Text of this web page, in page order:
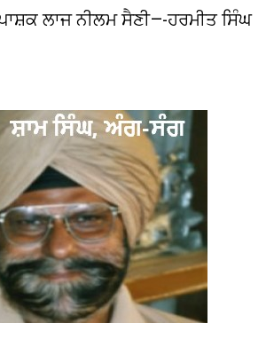
ਲਾਜ ਨੀਲਮ ਸੈਣੀ—-ਹਰਮੀਤ ਸਿੰਘ